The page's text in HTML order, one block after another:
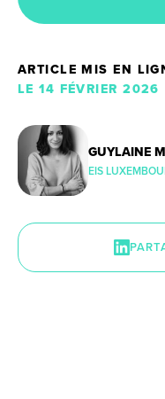
ARTICLE MIS EN
LE 14 FÉVRIER 2026
GUYLAINE
EIS